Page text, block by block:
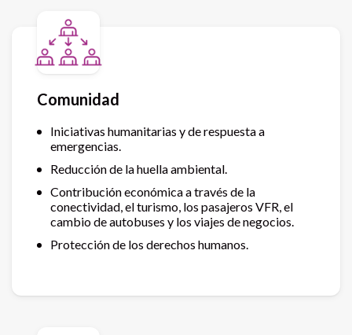
Comunidad
Iniciativas humanitarias y de respuesta a
emergencias.
Reducción de la huella ambiental.
Contribución económica a través de la
conectividad, el turismo, los pasajeros VFR, el
cambio de autobuses y los viajes de negocios.
Protección de los derechos humanos.